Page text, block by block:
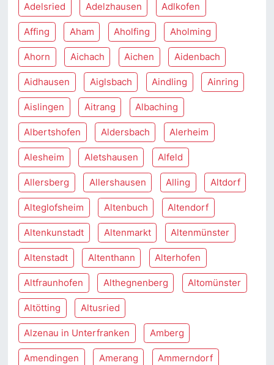
Adelsried Adelzhausen Adlkofen
Affing Aham Aholfing Aholming
Ahorn Aichach Aichen Aidenbach
Aidhausen Aiglsbach Aindling Ainring
Aislingen Aitrang Albaching
Albertshofen Aldersbach Alerheim
Alesheim Aletshausen Alfeld
Allersberg Allershausen Alling Altdorf
Alteglofsheim Altenbuch Altendorf
Altenkunstadt Altenmarkt Altenmünster
Altenstadt Altenthann Alterhofen
Altfraunhofen Althegnenberg Altomünster
Altötting Altusried
Alzenau in Unterfranken Amberg
Amendingen Amerang Ammerndorf